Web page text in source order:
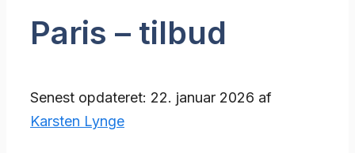
Paris – tilbud
Senest opdateret: 22. januar 2026 af
Karsten Lynge